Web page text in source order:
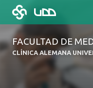
FACULTAD DE
CLÍNICA ALEMANA